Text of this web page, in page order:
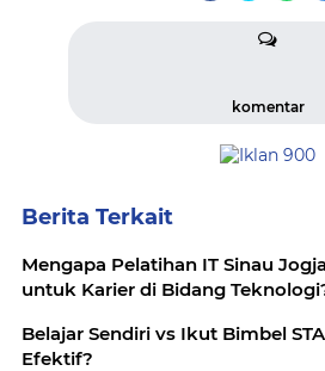
komentar
Berita Terkait
Mengapa Pelatihan IT Sinau
untuk Karier di Bidang
Belajar Sendiri vs Ikut Bimbel
Efektif?